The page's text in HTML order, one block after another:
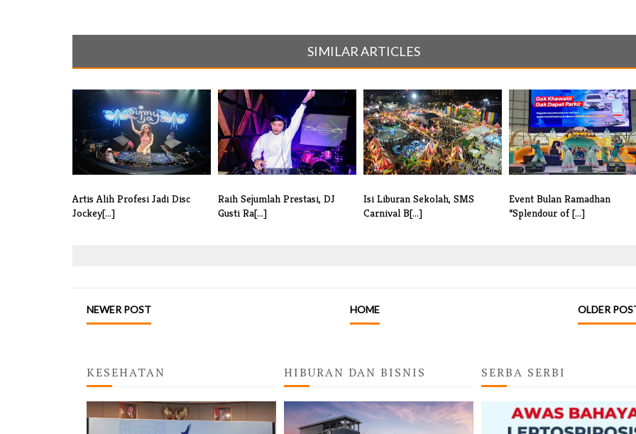
SIMILAR ARTICLES
Artis Alih Profesi Jadi Disc
Jockey[...]
Raih Sejumlah Prestasi, DJ
Gusti Ra[...]
Isi Liburan Sekolah, SMS
Carnival B[...]
Event Bulan Ramadhan
“Splendour of [...]
NEWER POST OLDER
HOME
KESEHATAN HIBURAN DAN BISNIS SERBA SERBI